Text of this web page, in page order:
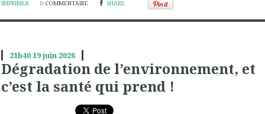
IMPRIMER 0 COMMENTAIRE SHARE
21h4019juin 2026
Dégradation de l’environnement, et
c’est la santé qui prend !